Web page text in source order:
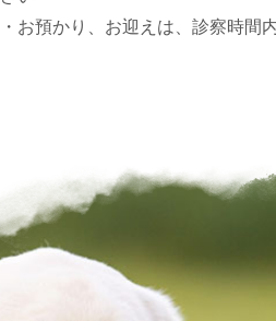
・お預かり、お迎えは、診察時間